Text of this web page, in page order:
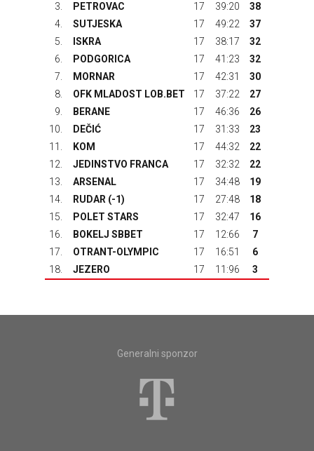
3.
PETROVAC 17 39:20
38
4.
SUTJESKA 17 49:22
37
5.
ISKRA 17 38:17
32
6.
PODGORICA 17 41:23
32
7.
MORNAR 17 42:31
30
8.
OFK MLADOST LOB.BET 17 37:22
27
9.
BERANE 17 46:36
26
10.
DEČIĆ 17 31:33
23
11.
KOM 17 44:32
22
12.
JEDINSTVO FRANCA 17 32:32
22
13.
ARSENAL 17 34:48
19
14.
RUDAR (-1) 17 27:48
18
15.
POLET STARS 17 32:47
16
16.
BOKELJ SBBET 17 12:66
7
17.
OTRANT-OLYMPIC 17 16:51
6
18.
JEZERO 17 11:96 3
Generalni sponzor